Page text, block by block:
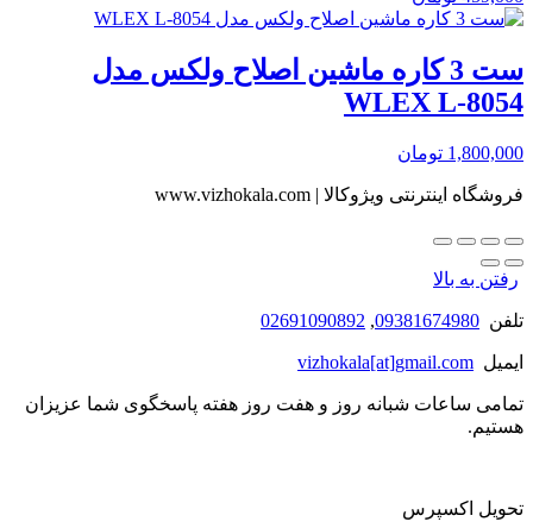
ست 3 کاره ماشین اصلاح ولکس مدل
WLEX L-8054
1,800,000 تومان
فروشگاه اینترنتی ویژوکالا | www.vizhokala.com
رفتن به بالا
تلفن 09381674980
,
02691090892
ایمیل vizhokala[at]gmail.com
تمامی ساعات شبانه روز و هفت روز هفته پاسخگوی شما عزیزان
هستیم.
تحویل اکسپرس